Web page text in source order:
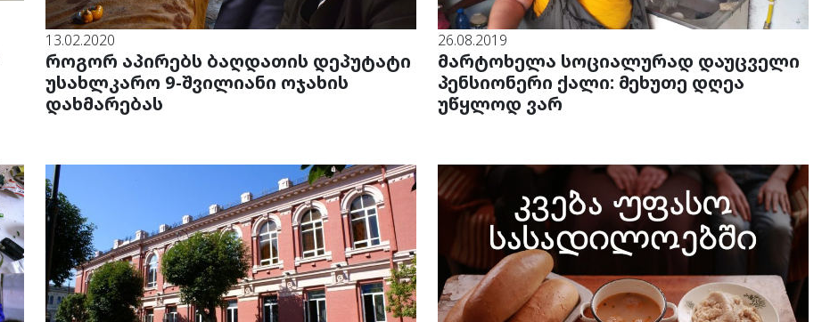
13.02.2020
როგორ აპირებს ბაღდათის დეპუტატი
უსახლკარო 9-შვილიანი ოჯახის
დახმარებას
26.08.2019
მარტოხელა სოციალურად დაუცველი
პენსიონერი ქალი: მეხუთე დღეა
უწყლოდ ვარ